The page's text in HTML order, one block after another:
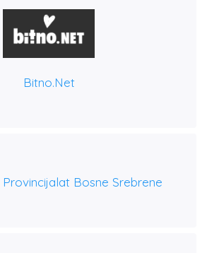
Bitno.net
Bosne Srebrene